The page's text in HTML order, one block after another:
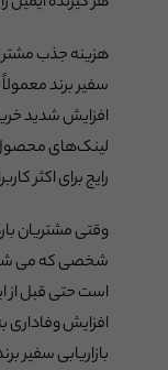
سفیر برند
افزایش شدید
لینک‌های
رایج برای اکثر
وقتی مشتریان
شخصی که می
است حتی قبل از
افزایش وفاداری
بازاریابی سفیر